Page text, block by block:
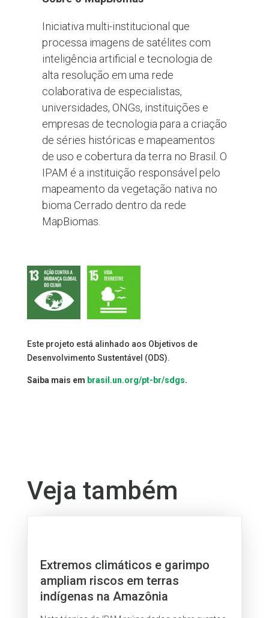
Iniciativa multi-institucional que
processa imagens de satélites com
inteligência artificial e tecnologia de
alta resolução em uma rede
colaborativa de especialistas,
universidades, ONGs, instituições e
empresas de tecnologia para a criação
de séries históricas e mapeamentos
de uso e cobertura da terra no Brasil. O
IPAM é a instituição responsável pelo
mapeamento da vegetação nativa no
bioma Cerrado dentro da rede
MapBiomas.
Este projeto está alinhado aos Objetivos de
Desenvolvimento Sustentável (ODS).
Saiba mais em brasil.un.org/pt-br/sdgs.
Veja também
Extremos climáticos e garimpo
ampliam riscos em terras
indígenas na Amazônia